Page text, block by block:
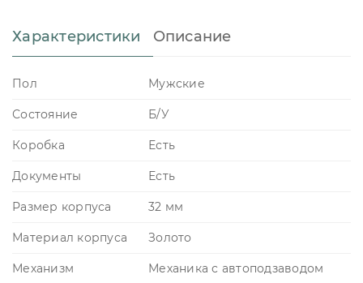
Характеристики Описание
Пол Мужские
Состояние Б/У
Коробка Есть
Документы Есть
Размер корпуса 32 мм
Материал корпуса Золото
Механизм Механика с автоподзаводом